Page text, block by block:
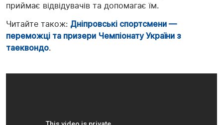
приймає відвідувачів та допомагає їм.
Читайте також: Дніпровські спортсмени —
переможці та призери Чемпіонату України з
таеквондо.